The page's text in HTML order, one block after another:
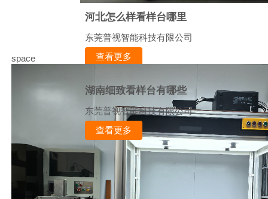
河北怎么样看样台哪里
东莞普视智能科技有限公司
查看更多
space
湖南细致看样台有哪些
东莞普视智能科技有限公司
查看更多